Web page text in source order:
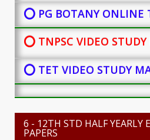
⭕ PG BOTANYONLINE
⭕ TNPSC VIDEO
⭕ TET VIDEO STUDY
6 - 12TH STD HALF YEARLY
PAPERS